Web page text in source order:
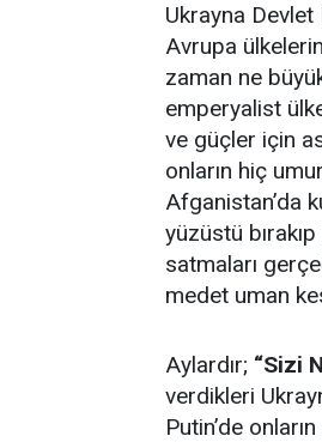
Ukrayna Devlet
Avrupa
zaman ne
emperyalist
ve güçler için
onların hiç
Afganistan’da
yüzüstü
satmaları
medet uman
Aylardır; “Sizi
verdikleri
Putin’de